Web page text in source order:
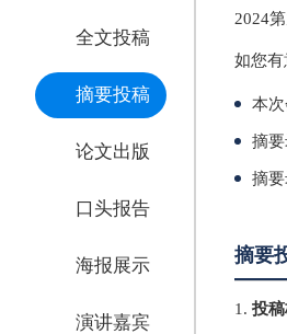
全文投稿
摘要投稿
论文出版
口头报告
海报展示
演讲嘉宾
2024
如您有
本
摘
摘
摘要
1. 投稿